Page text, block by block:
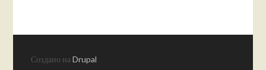
Создано наDrupal